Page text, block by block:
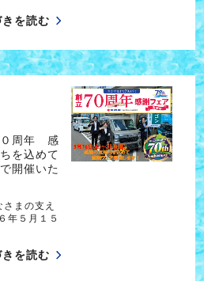
を読む
０周年 感
を込めて
開催いた
まの支え
年５月１５
を読む